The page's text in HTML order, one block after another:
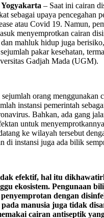
– Saat ini cairan
sebagai upaya pencegahan
atau Covid 19. Namun,
menyemprotkan cairan
dan mahluk hidup juga
pakar kesehatan,
Gadjah Mada (UGM).
sejumlah orang menggunakan
instansi pemerintah
Bahkan, ada gang
untuk
ke wilayah tersebut
di instansi juga ada bilik
efektif, hal itu
ekosistem. Pengunaan
dengan
pada manusia juga tidak
cairan antiseptik